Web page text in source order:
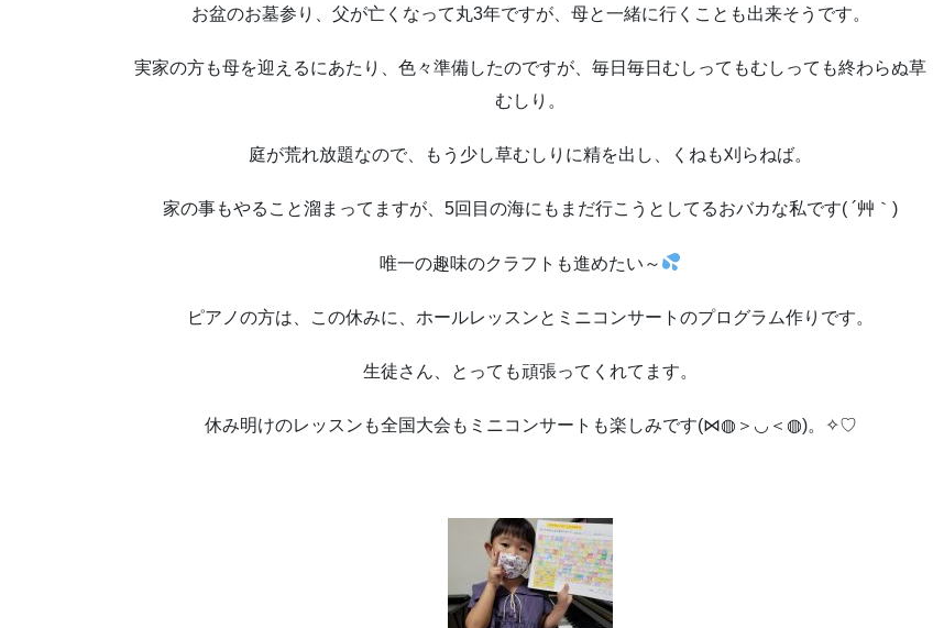
お盆のお墓参り、父が亡くなって丸3年ですが、母と一緒に行くことも出来そうです。
実家の方も母を迎えるにあたり、色々準備したのですが、毎日毎日むしってもむしっても終わらぬ草
むしり。
庭が荒れ放題なので、もう少し草むしりに精を出し、くねも刈らねば。
家の事もやること溜まってますが、5回目の海にもまだ行こうとしてるおバカな私です( ´艸｀)
唯一の趣味のクラフトも進めたい～
ピアノの方は、この休みに、ホールレッスンとミニコンサートのプログラム作りです。
生徒さん、とっても頑張ってくれてます。
休み明けのレッスンも全国大会もミニコンサートも楽しみです(⋈◍＞◡＜◍)。✧♡